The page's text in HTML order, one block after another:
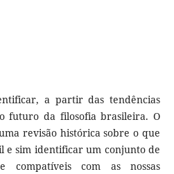
a partir das tendências
futuro da filosofia brasileira. O
revisão histórica sobre o que
e sim identificar um conjunto de
compatíveis com as nossas